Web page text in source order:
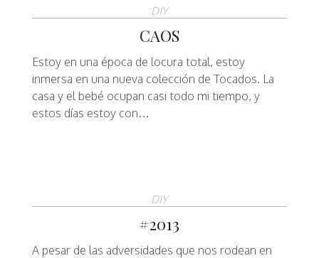
DIY
CAOS
Estoy en una época de locura total, estoy
inmersa en una nueva colección de Tocados. La
casa y el bebé ocupan casi todo mi tiempo, y
estos días estoy con…
DIY
#2013
A pesar de las adversidades que nos rodean en